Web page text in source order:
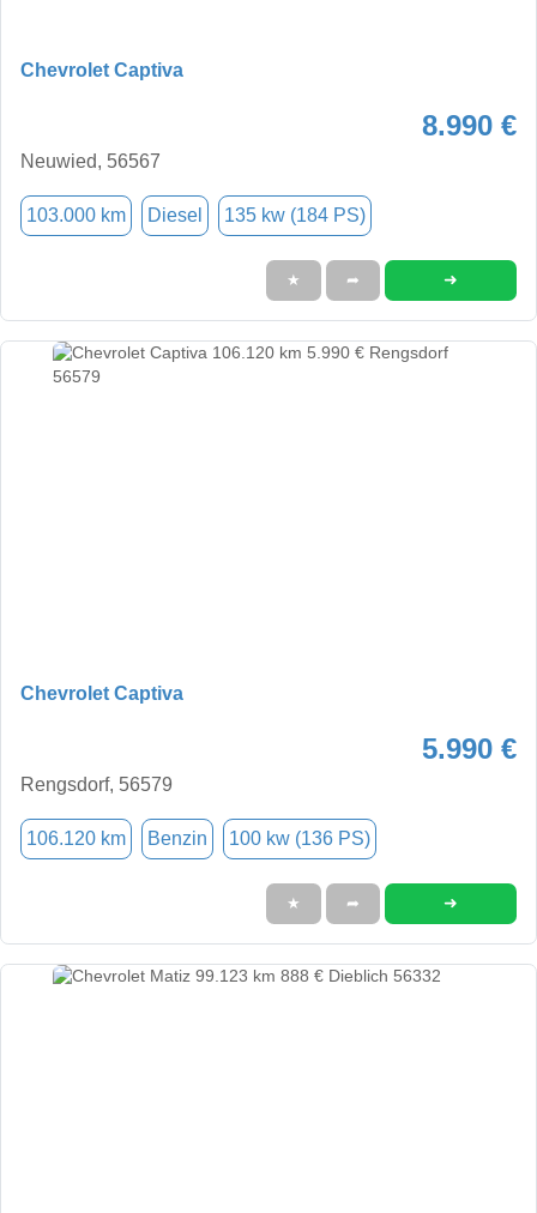
Chevrolet Captiva
8.990 €
Neuwied, 56567
103.000 km Diesel 135 kw (184 PS)
★ ➦ ➜
Chevrolet Captiva
5.990 €
Rengsdorf, 56579
106.120 km Benzin 100 kw (136 PS)
★ ➦ ➜